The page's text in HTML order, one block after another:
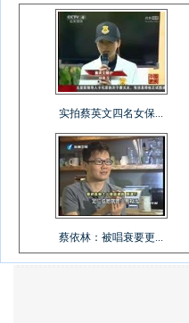
实拍蔡英文四名女保...
蔡依林：被唱衰要更...